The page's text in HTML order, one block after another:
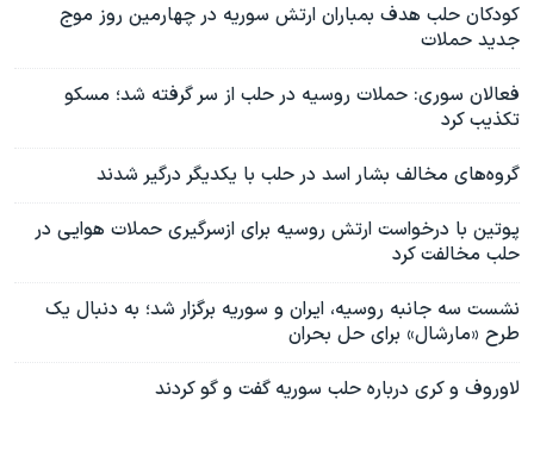
کودکان حلب هدف بمباران ارتش سوریه در چهارمین روز موج
جدید حملات
فعالان سوری: حملات روسیه در حلب از سر گرفته شد؛ مسکو
تکذیب کرد
گروه‌های مخالف بشار اسد در حلب با یکدیگر درگیر شدند
پوتین با درخواست ارتش روسیه برای ازسرگیری حملات هوایی در
حلب مخالفت کرد
نشست سه جانبه روسیه، ایران و سوریه برگزار شد؛ به دنبال یک
طرح «مارشال» برای حل بحران
لاوروف و کری درباره حلب سوریه گفت و گو کردند